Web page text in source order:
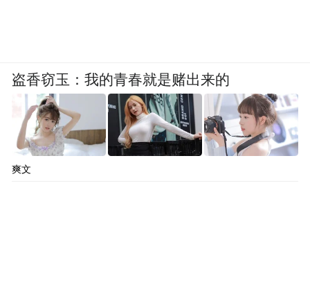
盗香窃玉：我的青春就是赌出来的
爽文